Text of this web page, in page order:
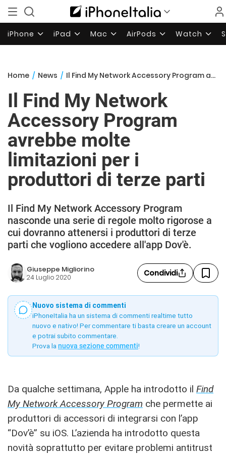
iPhone iPad Mac AirPods Watch
Home / News / Il Find My Network Accessory Program avrebbe molte limitazioni per i produttori di terze parti
Il Find My Network
Accessory Program
avrebbe molte
limitazioni per i
produttori di terze parti
Il Find My Network Accessory Program
nasconde una serie di regole molto rigorose a
cui dovranno attenersi i produttori di terze
parti che vogliono accedere all'app Dov'è.
Giuseppe Migliorino
24 Luglio 2020 Condividi
Nuovo sistema di commenti
iPhoneItalia ha un sistema di commenti realtime tutto
nuovo e nativo! Per commentare ti basta creare un account
e potrai subito commentare.
Prova la nuova sezione commenti!
Da qualche settimana, Apple ha introdotto il Find
My Network Accessory Program che permette ai
produttori di accessori di integrarsi con l’app
“Dov’è” su iOS. L’azienda ha introdotto questa
novità soprattutto per evitare problemi antitrust